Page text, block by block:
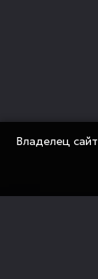
Владелец